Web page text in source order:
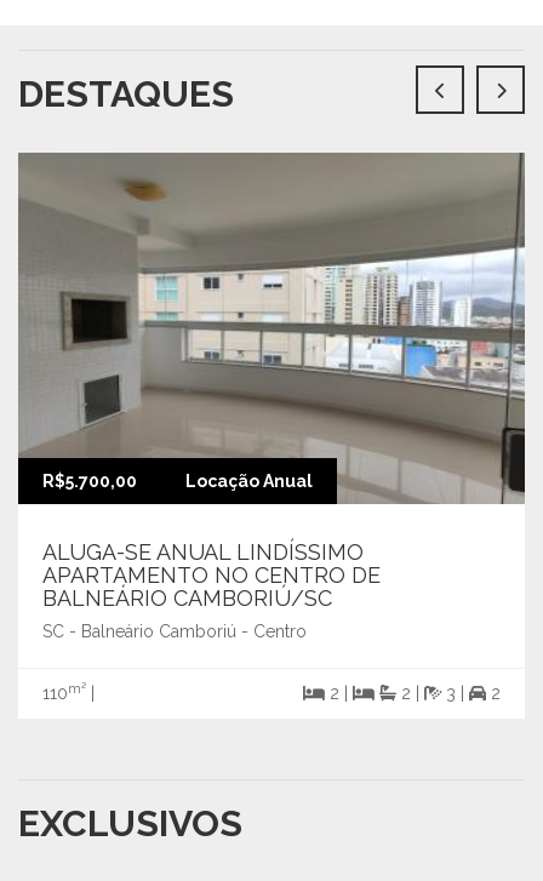
DESTAQUES
R$5.700,00 Locação Anual
ALUGA-SE ANUAL LINDÍSSIMO
APARTAMENTO NO CENTRO DE
BALNEÁRIO CAMBORIÚ/SC
SC - Balneário Camboriú - Centro
110m² 2 | 2 | 3 | 2
EXCLUSIVOS